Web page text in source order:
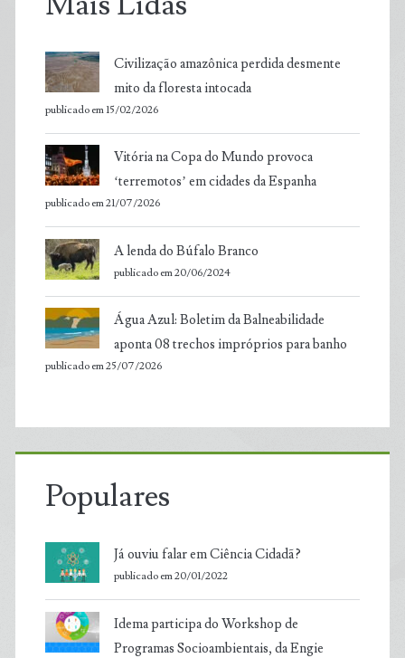
Civilização amazônica perdida desmente
mito da floresta intocada
publicado em 15/02/2026
Vitória na Copa do Mundo provoca
‘terremotos’ em cidades da Espanha
publicado em 21/07/2026
A lenda do Búfalo Branco
publicado em 20/06/2024
Água Azul: Boletim da Balneabilidade
aponta 08 trechos impróprios para banho
publicado em 25/07/2026
Populares
Já ouviu falar em Ciência Cidadã?
publicado em 20/01/2022
Idema participa do Workshop de
Programas Socioambientais, da Engie